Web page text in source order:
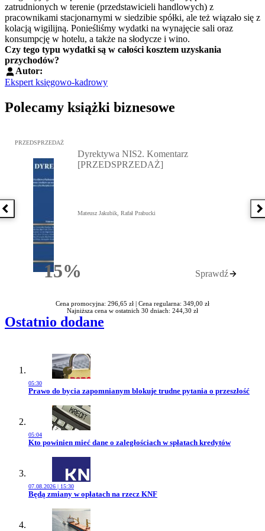
zatrudnionych w terenie (przedstawicieli handlowych) z
pracownikami stacjonarnymi w siedzibie spółki, ale też wiązało się z
kolacją wigilijną. Ponieśliśmy wydatki na wynajęcie sali oraz
konsumpcję w hotelu, a także na słodycze i wino.
Czy tego typu wydatki są w całości kosztem uzyskania
przychodów?
Autor:
Ekspert księgowo-kadrowy
Polecamy książki biznesowe
Poprzednia książka
Przejdź do: Dyrektywa NIS2. Komentarz [PRZEDSPRZEDAŻ],
PRZEDSPRZEDAŻ
15%Rabatu
Dyrektywa NIS2. Komentarz
[PRZEDSPRZEDAŻ]
Mateusz Jakubik, Rafał Prabucki
Sprawdź
Cena promocyjna: 296,65 zł | Cena regularna: 349,00 zł
Najniższa cena w ostatnich 30 dniach: 244,30 zł
Ostatnio dodane
05:30
Przejdź do artykułu:
Prawo do bycia zapomnianym blokuje trudne pytania o przeszłość
05:04
Przejdź do artykułu:
Kto powinien mieć dane o zaległościach w spłatach kredytów
07.08.2026 | 15:30
Przejdź do artykułu:
Będą zmiany w opłatach na rzecz KNF